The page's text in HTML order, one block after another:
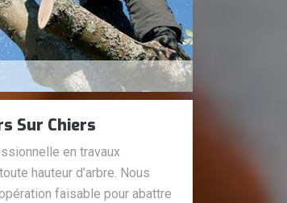
Sur Chiers
en travaux
hauteur d’arbre. Nous
faisable pour abattre